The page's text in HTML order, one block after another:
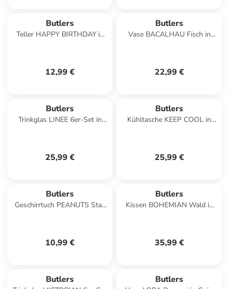
Butlers
Teller HAPPY BIRTHDAY in
12,99 €
Butlers
Vase BACALHAU Fisch in
22,99 €
Butlers
Trinkglas LINEE 6er-Set in
25,99 €
Butlers
Kühltasche KEEP COOL in
25,99 €
Butlers
Geschirrtuch PEANUTS Stay
10,99 €
Butlers
Kissen BOHEMIAN Wald in
35,99 €
Butlers Butlers